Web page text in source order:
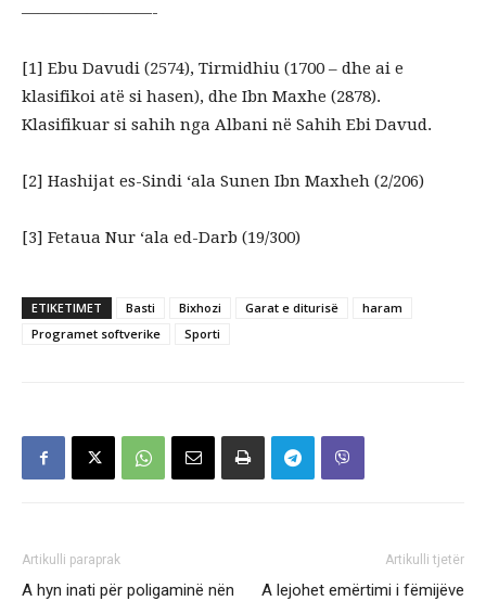
————————-
[1] Ebu Davudi (2574), Tirmidhiu (1700 – dhe ai e
klasifikoi atë si hasen), dhe Ibn Maxhe (2878).
Klasifikuar si sahih nga Albani në Sahih Ebi Davud.
[2] Hashijat es-Sindi ‘ala Sunen Ibn Maxheh (2/206)
[3] Fetaua Nur ‘ala ed-Darb (19/300)
ETIKETIMET Basti Bixhozi Garat e diturisë
haram
Programet softverike
Sporti
Artikulli paraprak
A hyn inati për poligaminë nën
Artikulli tjetër
A lejohet emërtimi i fëmijëve